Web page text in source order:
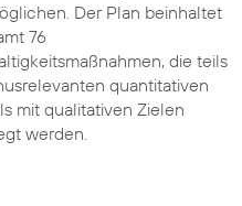
Der Plan beinhaltet
76
die teils
quantitativen
mit qualitativen Zielen
werden.